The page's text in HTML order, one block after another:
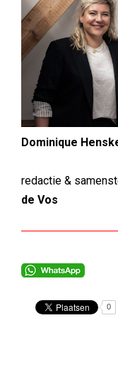
Dominique
redactie &
de Vos
0